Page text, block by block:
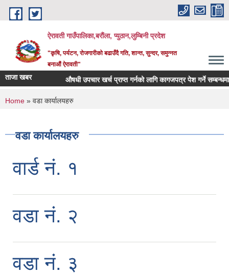
Skip to main content
ऐरावती गाउँपालिका,बरौंला, प्युठान,लुम्बिनी प्रदेश
"कृषि, पर्यटन, रोजगारीको बढाउँदै गति, शान्त, सुन्दर, समुन्नत
बनाऔं ऐरावती"
ताजा खबर औषधी उपचार खर्च प्राप्त गर्नको लागि कागजपत्र पेश गर्ने सम्बन्धमा ।
You are here
Home » वडा कार्यालयहरु
वडा कार्यालयहरु
वार्ड नं. १
वडा नं. २
वडा नं. ३